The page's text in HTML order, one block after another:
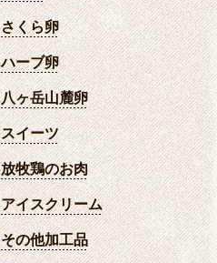
さくら卵
ハーブ卵
八ヶ岳山麓卵
スイーツ
放牧鶏のお肉
アイスクリーム
その他加工品